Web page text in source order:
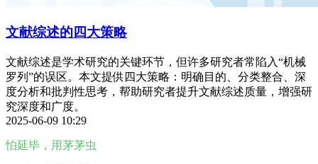
文献综述的四大策略
文献综述是学术研究的关键环节，但许多研究者常陷入“机械
罗列”的误区。本文提供四大策略：明确目的、分类整合、深
度分析和批判性思考，帮助研究者提升文献综述质量，增强研
究深度和广度。
2025-06-09 10:29
怕延毕，用茅茅虫